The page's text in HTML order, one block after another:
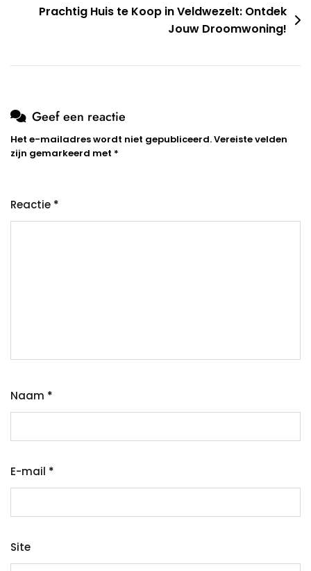
Prachtig Huis te Koop in Veldwezelt: Ontdek
Jouw Droomwoning!
Geef een reactie
Het e-mailadres wordt niet gepubliceerd.Vereiste velden
zijn gemarkeerd met *
Reactie *
Naam *
E-mail *
Site